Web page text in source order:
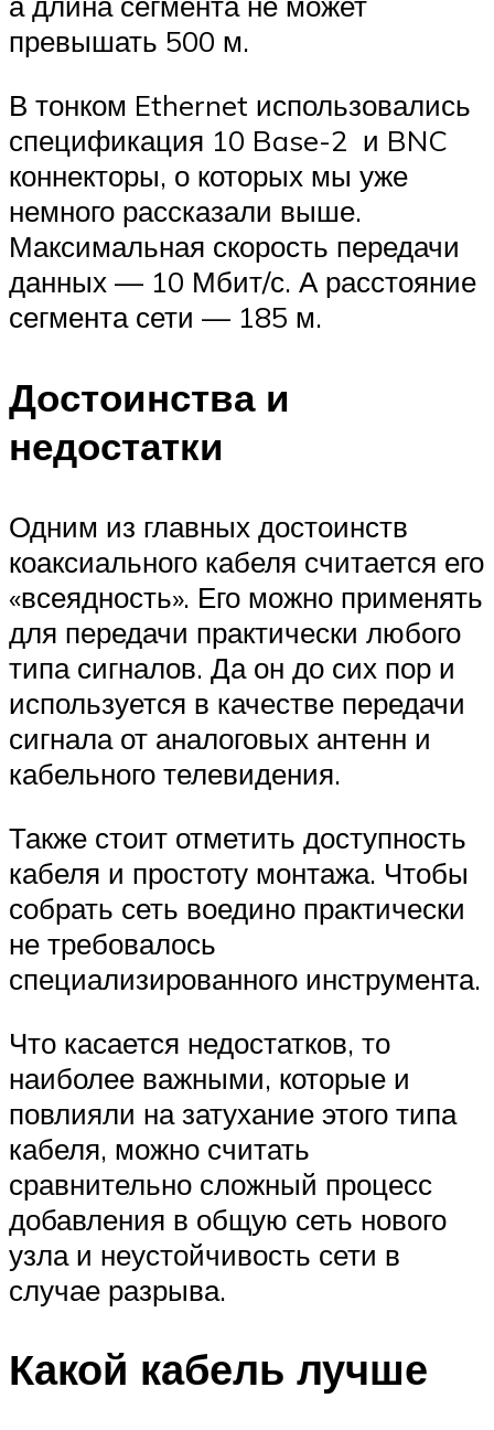
превышать 500 м.
В тонком Ethernet использовались
спецификация 10 Base-2 и BNC
коннекторы, о которых мы уже
немного рассказали выше.
Максимальная скорость передачи
данных — 10 Мбит/с. А расстояние
сегмента сети — 185 м.
Достоинства и
недостатки
Одним из главных достоинств
коаксиального кабеля считается его
«всеядность». Его можно применять
для передачи практически любого
типа сигналов. Да он до сих пор и
используется в качестве передачи
сигнала от аналоговых антенн и
кабельного телевидения.
Также стоит отметить доступность
кабеля и простоту монтажа. Чтобы
собрать сеть воедино практически
не требовалось
специализированного инструмента.
Что касается недостатков, то
наиболее важными, которые и
повлияли на затухание этого типа
кабеля, можно считать
сравнительно сложный процесс
добавления в общую сеть нового
узла и неустойчивость сети в
случае разрыва.
Какой кабель лучше